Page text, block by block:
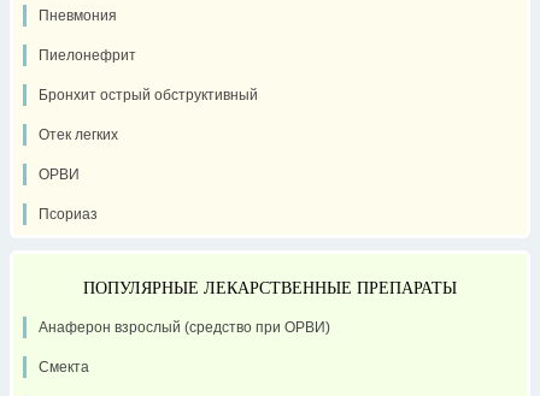
Пневмония
Пиелонефрит
Бронхит острый обструктивный
Отек легких
ОРВИ
Псориаз
ПОПУЛЯРНЫЕ ЛЕКАРСТВЕННЫЕ ПРЕПАРАТЫ
Анаферон взрослый (средство при ОРВИ)
Смекта